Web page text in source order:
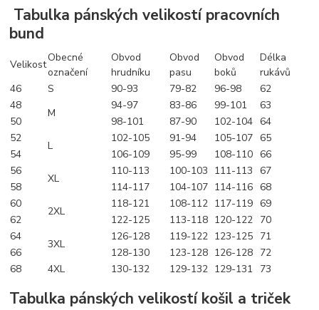
Tabulka pánských velikostí pracovních
bund
Velikost
Obecné
označení
Obvod
hrudníku
Obvod
pasu
Obvod
boků
Délka
rukávů
46
S 90-93 79-82 96-98
62
48
M
94-97 83-86 99-101
63
50
98-101 87-90 102-104 64
52
L
102-105 91-94 105-107 65
54
106-109 95-99 108-110 66
56
XL
110-113 100-103 111-113 67
58
114-117 104-107 114-116 68
60
2XL
118-121 108-112 117-119 69
62
122-125 113-118 120-122 70
64
3XL
126-128 119-122 123-125 71
66
128-130 123-128 126-128 72
68
4XL 130-132 129-132 129-131 73
Tabulka pánských velikostí košil a triček